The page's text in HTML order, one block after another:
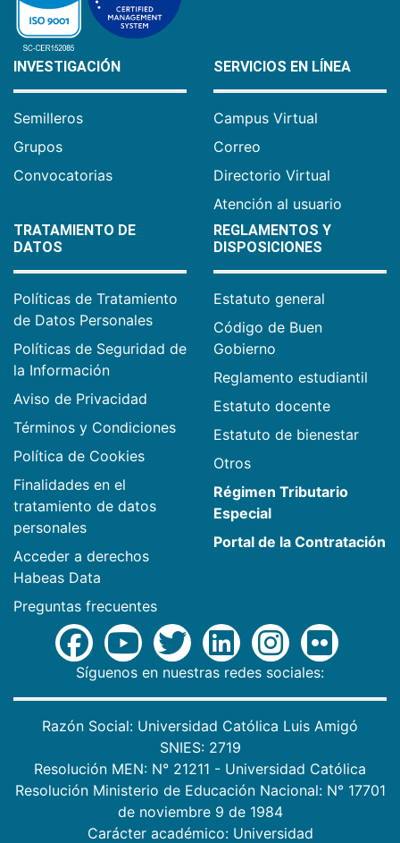
INVESTIGACIÓN
Semilleros
Grupos
Convocatorias
SERVICIOS EN LÍNEA
Campus Virtual
Correo
Directorio Virtual
Atención al usuario
TRATAMIENTO DE
DATOS
Políticas de Tratamiento
de Datos Personales
Políticas de Seguridad de
la Información
Aviso de Privacidad
Términos y Condiciones
Política de Cookies
Finalidades en el
tratamiento de datos
personales
Acceder a derechos
Habeas Data
Preguntas frecuentes
REGLAMENTOS Y
DISPOSICIONES
Estatuto general
Código de Buen
Gobierno
Reglamento estudiantil
Estatuto docente
Estatuto de bienestar
Otros
Régimen Tributario
Especial
Portal de la Contratación
Síguenos en nuestras redes sociales:
Razón Social: Universidad Católica Luis Amigó
SNIES: 2719
Resolución MEN: N° 21211 - Universidad Católica
Resolución Ministerio de Educación Nacional: N° 17701
de noviembre 9 de 1984
Carácter académico: Universidad